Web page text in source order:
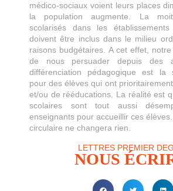
médico-sociaux voient leurs places
la population augmente. La
scolarisés dans les établissements
doivent être inclus dans le milieu
raisons budgétaires. A cet effet,
de nous persuader depuis des
différenciation pédagogique est la
pour des élèves qui ont
et/ou de rééducations. La réalité est
scolaires sont tout aussi
enseignants pour accueillir ces
circulaire ne changera rien.
LETTRES PREMIER
NOUS